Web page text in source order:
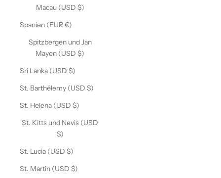
Macau (USD $)
Spanien (EUR €)
Spitzbergen und Jan
Mayen (USD $)
Sri Lanka (USD $)
St. Barthélemy (USD $)
St. Helena (USD $)
St. Kitts und Nevis (USD
$)
St. Lucia (USD $)
St. Martin (USD $)